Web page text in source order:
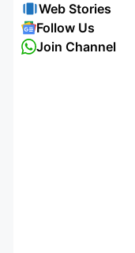
Web Stories
Follow Us
Join Channel